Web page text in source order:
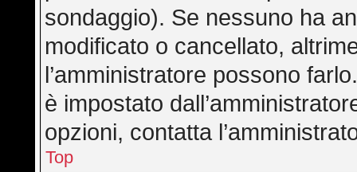
sondaggio). Se nessuno ha
modificato o cancellato,
l’amministratore possono
è impostato
opzioni, contatta
Top